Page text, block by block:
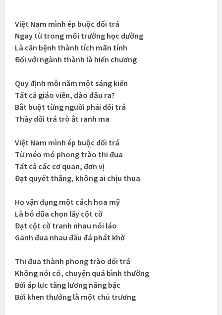
Việt Nam mình ép buộc dối trá
Ngay từ trong môi trường học đường
Là căn bệnh thành tích mãn tính
Đối với ngành thành là hiến chương
Quy định mỗi năm một sáng kiến
Tất cả giáo viên, đào đâu ra?
Bắt buột từng người phải dối trá
Thầy dối trá trò ắt ranh ma
Việt Nam mình ép buộc dối trá
Từ méo mó phong trào thi đua
Tất cả các cơ quan, đơn vị
Đạt quyết thắng, không ai chịu thua
Họ vận dụng một cách hoa mỹ
Là bó đũa chọn lấy cột cờ
Đạt cột cờ tranh nhau nói láo
Ganh đua nhau đấu đá phát khờ
Thi đua thành phong trào dối trá
Không nói có, chuyện quá bình thường
Bởi áp lực tăng lương nâng bậc
Bởi khen thưởng là một chủ trương